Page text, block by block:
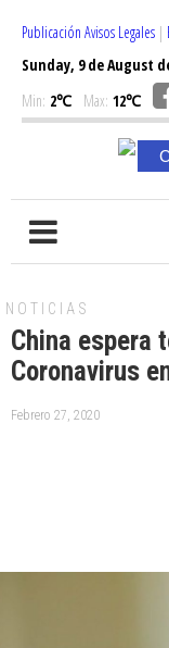
Publicación Avisos Legales |
Sunday, 9 de August
Min: 2℃ Max: 12℃
NOTICIAS
China espera
Coronavirus
Febrero 27, 2020